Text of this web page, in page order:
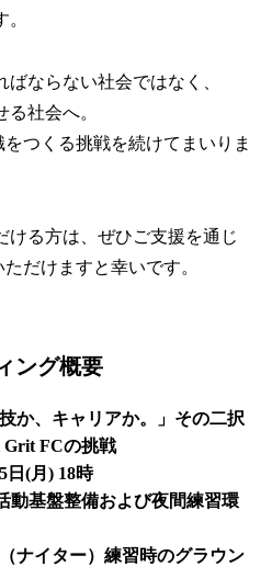
ならない社会ではなく、
る社会へ。
つくる挑戦を続けてまいりま
ける方は、ぜひご支援を通じ
だけますと幸いです。
ング概要
か、キャリアか。」その二択
Grit FCの挑戦
日(月) 18時
動基盤整備および夜間練習環
ナイター）練習時のグラウン